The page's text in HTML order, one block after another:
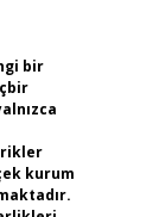
bir
kurum